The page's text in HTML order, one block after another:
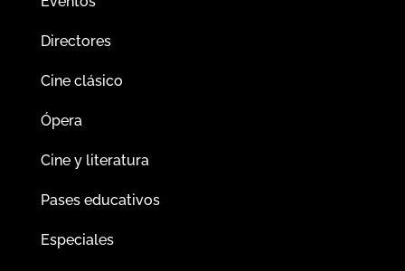
Directores
Cine clásico
Ópera
Cine y literatura
Pases educativos
Especiales